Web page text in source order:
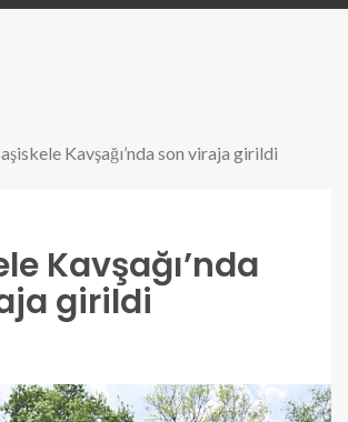
Kavşağı’nda son viraja girildi
Kavşağı’nda
girildi